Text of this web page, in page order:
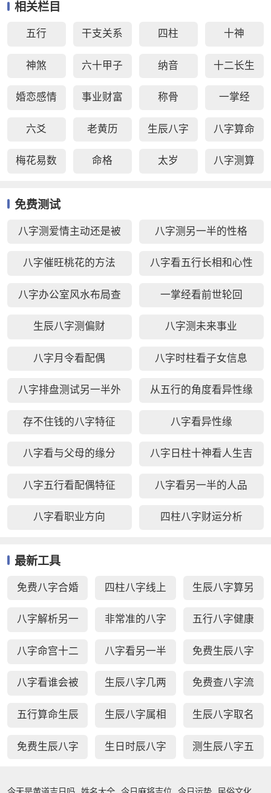
相关栏目
五行 干支关系 四柱 十神
神煞 六十甲子 纳音 十二长生
婚恋感情 事业财富 称骨 一掌经
六爻 老黄历 生辰八字 八字算命
梅花易数 命格 太岁 八字测算
免费测试
八字测爱情主动还是被
动好
八字测另一半的性格
八字催旺桃花的方法 八字看五行长相和心性
八字办公室风水布局查
询
一掌经看前世轮回
生辰八字测偏财 八字测未来事业
八字月令看配偶 八字时柱看子女信息
八字排盘测试另一半外
貌
从五行的角度看异性缘
存不住钱的八字特征 八字看异性缘
八字看与父母的缘分 八字日柱十神看人生吉
八字五行看配偶特征 八字看另一半的人品
八字看职业方向 四柱八字财运分析
最新工具
免费八字合婚
周易生辰八字
四柱八字线上
排盘
生辰八字算另
一半长相
八字解析另一
半
非常准的八字
日柱秘诀查询
五行八字健康
疾病测算
八字命宫十二
宫断事
八字看另一半
家境能力
免费生辰八字
选车牌号
八字看谁会被
你吸引
生辰八字几两
几钱对照表
免费查八字流
年运势
五行算命生辰
八字测算
生辰八字属相
婚配查询
生辰八字取名
字免费测试
免费生辰八字 生日时辰八字 测生辰八字五